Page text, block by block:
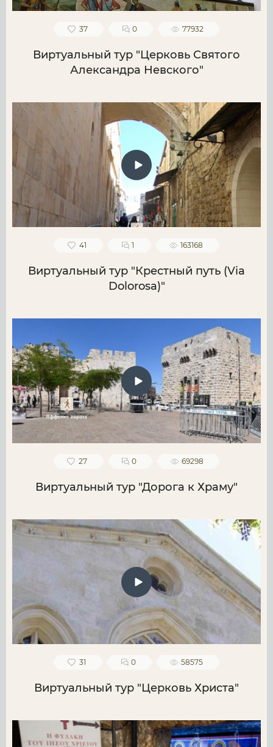
37 0 77932
Виртуальный тур "Церковь Святого
Александра Невского"
41 1 163168
Виртуальный тур "Крестный путь (Via
Dolorosa)"
27 0 69298
Виртуальный тур "Дорога к Храму"
31 0 58575
Виртуальный тур "Церковь Христа"